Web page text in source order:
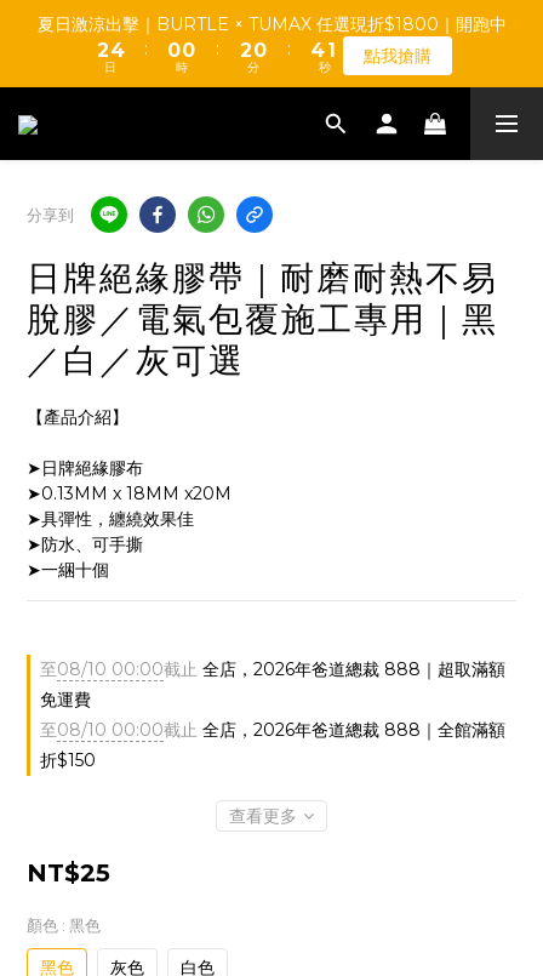
【TUMAX】通風衣套組 高CP值平價首選 d(d＇∀＇)
夏日激涼出擊｜BURTLE × TUMAX 任選現折$1800｜開跑中
3
2
1
5
4
3
0
日
:
1
0
1
0
時
:
3
2
1
1
0
分
:
5
4
3
0
2
1
0
秒
點我搶購
爸道總裁 888｜好禮發發發 × 父親節最爽優惠｜開跑中
4
3
2
7
6
5
2
1
0
4
3
2
4
3
2
6
5
4
1
0
4
3
2
8
7
6
3
5
4
3
2
0
【TUMAX】通風衣套組 高CP值平價首選 d(d＇∀＇)
分享到
日牌絕緣膠帶｜耐磨耐熱不易
脫膠／電氣包覆施工專用｜黑
／白／灰可選
【產品介紹】
➤日牌絕緣膠布
➤0.13MM x 18MM x20M
➤具彈性，纏繞效果佳
➤防水、可手撕
➤一綑十個
至08/10 00:00截止 全店，2026年爸道總裁 888｜超取滿額
免運費
至08/10 00:00截止 全店，2026年爸道總裁 888｜全館滿額
折$150
查看更多
NT$25
顏色 : 黑色
黑色 灰色 白色